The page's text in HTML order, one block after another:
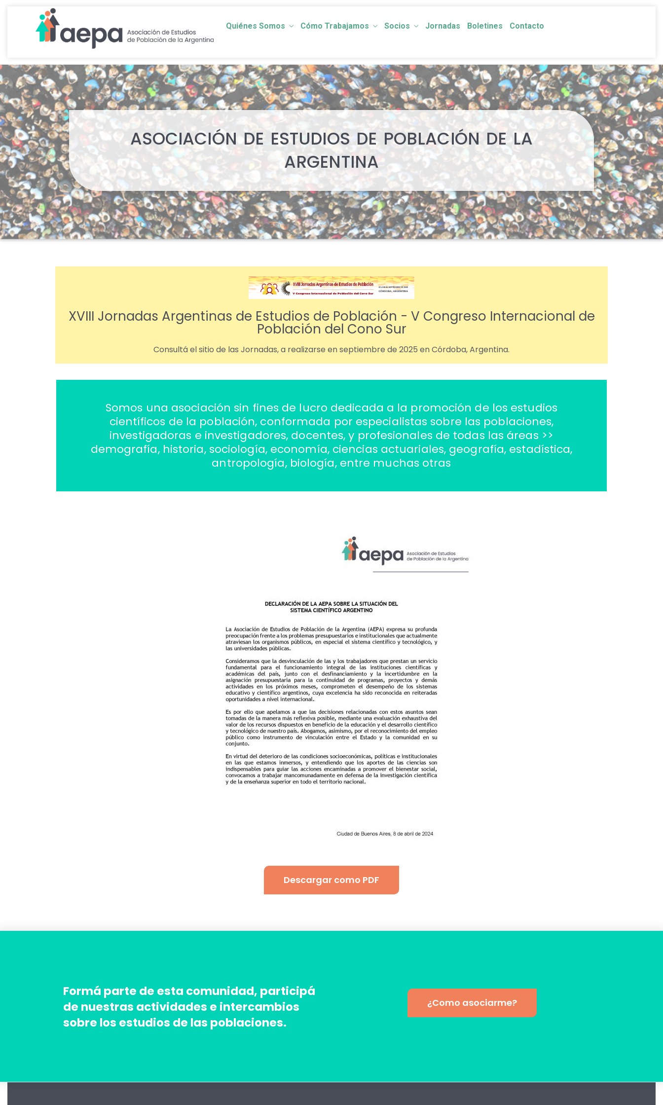
Quiénes Somos Cómo Trabajamos Socios Jornadas Boletines Contacto
ASOCIACIÓN DE ESTUDIOS DE POBLACIÓN DE LA
ARGENTINA
XVIII Jornadas Argentinas de Estudios de Población - V Congreso Internacional de
Población del Cono Sur
Consultá el sitio de las Jornadas, a realizarse en septiembre de 2025 en Córdoba, Argentina.
Somos una asociación sin fines de lucro dedicada a la promoción de los estudios
científicos de la población, conformada por especialistas sobre las poblaciones,
investigadoras e investigadores, docentes, y profesionales de todas las áreas >>
demografía, historia, sociología, economía, ciencias actuariales, geografía, estadística,
antropología, biología, entre muchas otras
Descargar como PDF
Formá parte de esta comunidad, participá
de nuestras actividades e intercambios
sobre los estudios de las poblaciones.
¿Como asociarme?